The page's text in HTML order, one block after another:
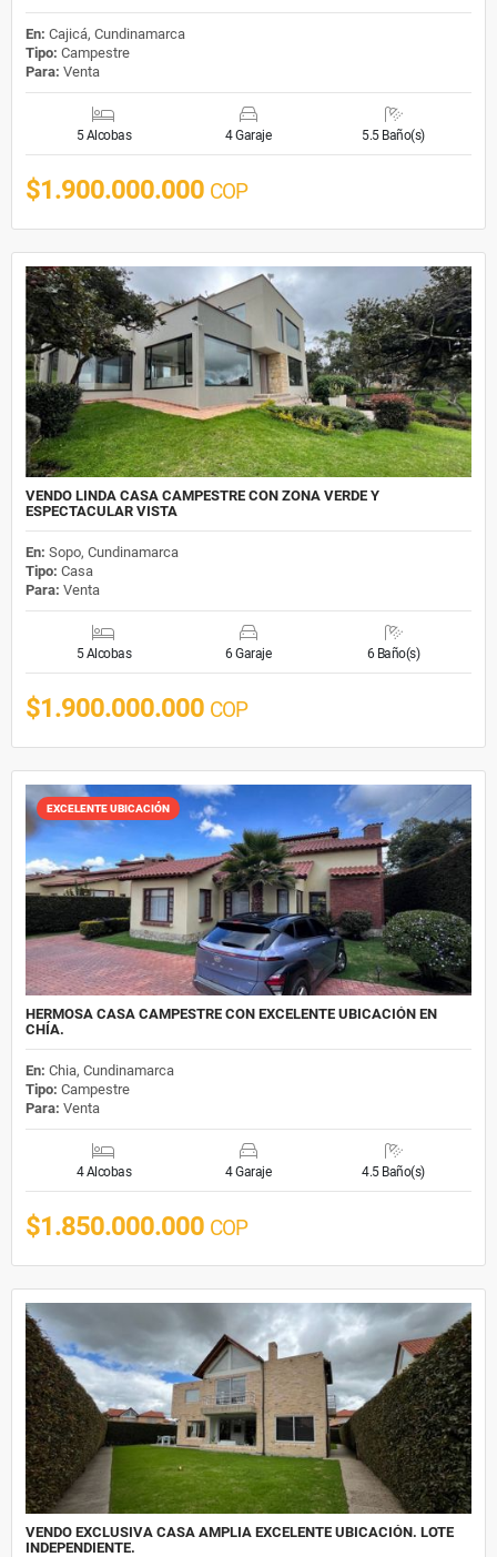
En: Cajicá, Cundinamarca
Tipo: Campestre
Para: Venta
5 Alcobas 4 Garaje 5.5 Baño(s)
$1.900.000.000 COP
VENDO LINDA CASA CAMPESTRE CON ZONA VERDE Y
ESPECTACULAR VISTA
En: Sopo, Cundinamarca
Tipo: Casa
Para: Venta
5 Alcobas 6 Garaje 6 Baño(s)
$1.900.000.000 COP
EXCELENTE UBICACIÓN
HERMOSA CASA CAMPESTRE CON EXCELENTE UBICACIÓN EN
CHÍA.
En: Chia, Cundinamarca
Tipo: Campestre
Para: Venta
4 Alcobas 4 Garaje 4.5 Baño(s)
$1.850.000.000 COP
VENDO EXCLUSIVA CASA AMPLIA EXCELENTE UBICACIÓN. LOTE
INDEPENDIENTE.